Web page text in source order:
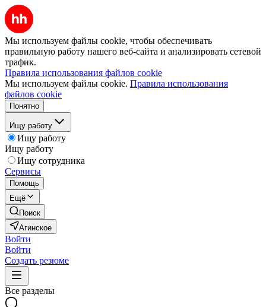
Мы используем файлы cookie, чтобы обеспечивать
правильную работу нашего веб-сайта и анализировать сетевой
трафик.
Правила использования файлов cookie
Мы используем файлы cookie. Правила использования
файлов cookie
Понятно
Ищу работу
Ищу работу
Ищу работу
Ищу сотрудника
Сервисы
Помощь
Ещё
Поиск
Агинское
Войти
Войти
Создать резюме
Все разделы